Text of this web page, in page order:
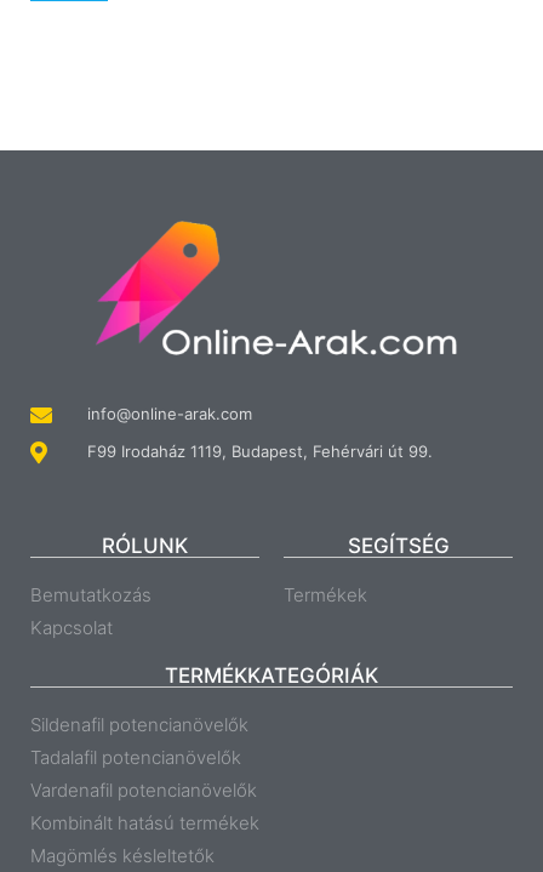
info@online-arak.com
F99 Irodaház 1119, Budapest, Fehérvári út 99.
RÓLUNK
Bemutatkozás
Kapcsolat
SEGÍTSÉG
Termékek
TERMÉKKATEGÓRIÁK
Sildenafil potencianövelők
Tadalafil potencianövelők
Vardenafil potencianövelők
Kombinált hatású termékek
Magömlés késleltetők